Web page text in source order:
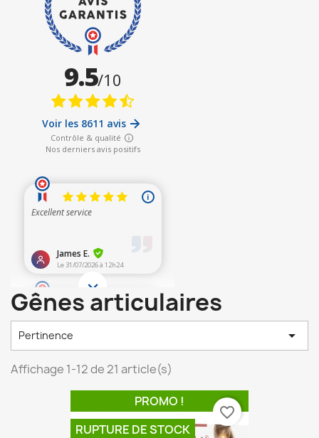
Gênes articulaires
Pertinence 
Affichage 1-12 de 21 article(s)
PROMO !
RUPTURE DE STOCK
favorite_border